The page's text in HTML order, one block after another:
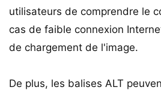
utilisateurs de comprendre le
cas de faible connexion
de chargement de l'image.
De plus, les balises ALT